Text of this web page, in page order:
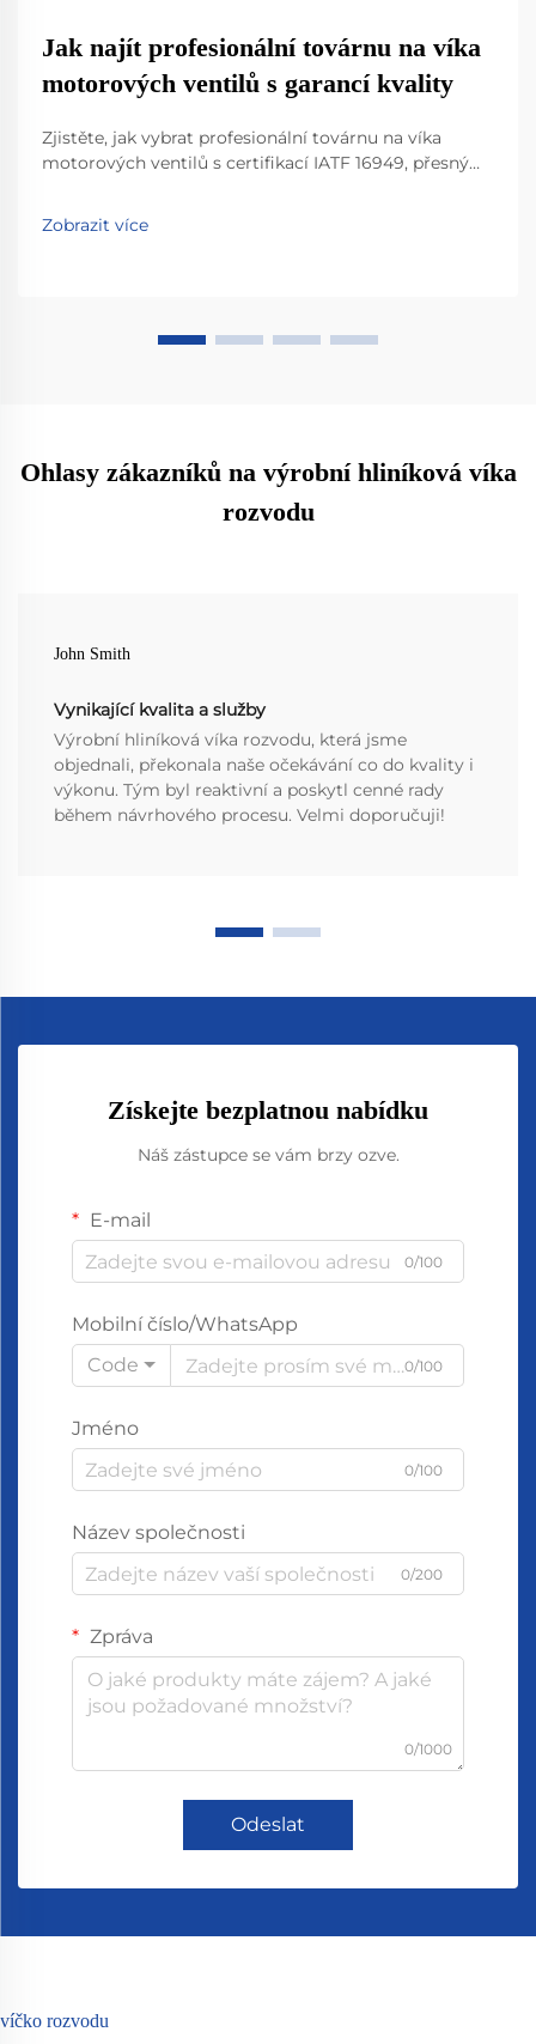
Jak najít profesionální továrnu na víka
motorových ventilů s garancí kvality
Zjistěte, jak vybrat profesionální továrnu na víka
motorových ventilů s certifikací IATF 16949, přesným
pro spolehlivost na úrovni OEM. Dozvědět se více.
Zobrazit více
Ohlasy zákazníků na výrobní hliníková víka
rozvodu
John Smith
Vynikající kvalita a služby
Výrobní hliníková víka rozvodu, která jsme
objednali, překonala naše očekávání co do kvality i
výkonu. Tým byl reaktivní a poskytl cenné rady
během návrhového procesu. Velmi doporučuji!
Získejte bezplatnou nabídku
Náš zástupce se vám brzy ozve.
E-mail
0/100
Mobilní číslo/WhatsApp
Code
0/100
Jméno
0/100
Název společnosti
0/200
Zpráva
0/1000
Odeslat
víčko rozvodu